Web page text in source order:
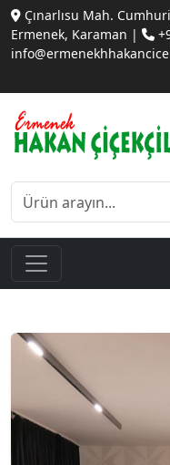
Çınarlısu Mah.
Ermenek, Karaman |